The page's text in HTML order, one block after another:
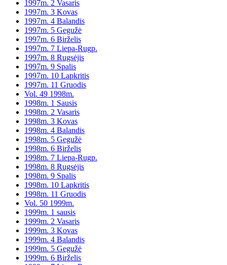
1997m. 2 Vasaris
1997m. 3 Kovas
1997m. 4 Balandis
1997m. 5 Gegužė
1997m. 6 Birželis
1997m. 7 Liepa-Rugp.
1997m. 8 Rugsėjis
1997m. 9 Spalis
1997m. 10 Lapkritis
1997m. 11 Gruodis
Vol. 49 1998m.
1998m. 1 Sausis
1998m. 2 Vasaris
1998m. 3 Kovas
1998m. 4 Balandis
1998m. 5 Gegužė
1998m. 6 Birželis
1998m. 7 Liepa-Rugp.
1998m. 8 Rugsėjis
1998m. 9 Spalis
1998m. 10 Lapkritis
1998m. 11 Gruodis
Vol. 50 1999m.
1999m. 1 sausis
1999m. 2 Vasaris
1999m. 3 Kovas
1999m. 4 Balandis
1999m. 5 Gegužė
1999m. 6 Birželis